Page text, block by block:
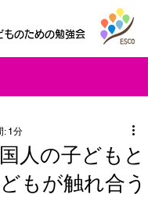
ものための勉強会
人の子どもと
もが触れ合う
: 1分